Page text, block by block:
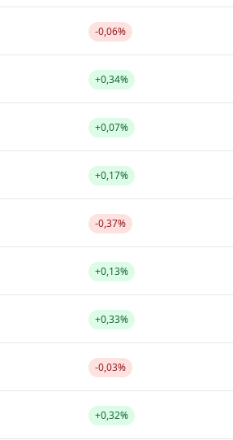
-0,06%
+0,34%
+0,07%
+0,17%
-0,37%
+0,13%
+0,33%
-0,03%
+0,32%